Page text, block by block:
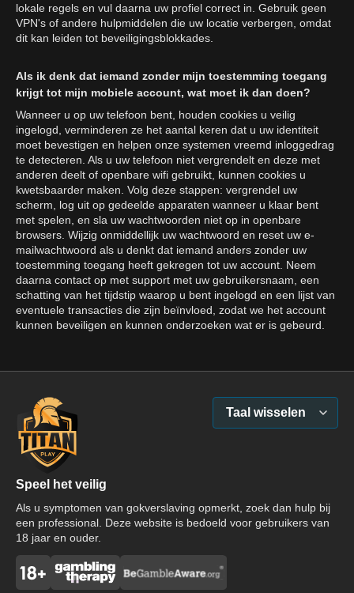
lokale regels en vul daarna uw profiel correct in. Gebruik geen
VPN's of andere hulpmiddelen die uw locatie verbergen, omdat
dit kan leiden tot beveiligingsblokkades.
Als ik denk dat iemand zonder mijn toestemming toegang
krijgt tot mijn mobiele account, wat moet ik dan doen?
Wanneer u op uw telefoon bent, houden cookies u veilig
ingelogd, verminderen ze het aantal keren dat u uw identiteit
moet bevestigen en helpen onze systemen vreemd inloggedrag
te detecteren. Als u uw telefoon niet vergrendelt en deze met
anderen deelt of openbare wifi gebruikt, kunnen cookies u
kwetsbaarder maken. Volg deze stappen: vergrendel uw
scherm, log uit op gedeelde apparaten wanneer u klaar bent
met spelen, en sla uw wachtwoorden niet op in openbare
browsers. Wijzig onmiddellijk uw wachtwoord en reset uw e-
mailwachtwoord als u denkt dat iemand anders zonder uw
toestemming toegang heeft gekregen tot uw account. Neem
daarna contact op met support met uw gebruikersnaam, een
schatting van het tijdstip waarop u bent ingelogd en een lijst van
eventuele transacties die zijn beïnvloed, zodat we het account
kunnen beveiligen en kunnen onderzoeken wat er is gebeurd.
Speel het veilig
Als u symptomen van gokverslaving opmerkt, zoek dan hulp bij
een professional. Deze website is bedoeld voor gebruikers van
18 jaar en ouder.
Taal wisselen